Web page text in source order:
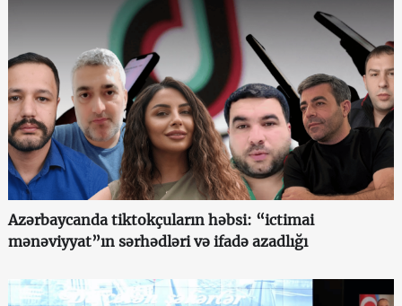
Azərbaycanda tiktokçuların həbsi: “ictimai
mənəviyyat”ın sərhədləri və ifadə azadlığı